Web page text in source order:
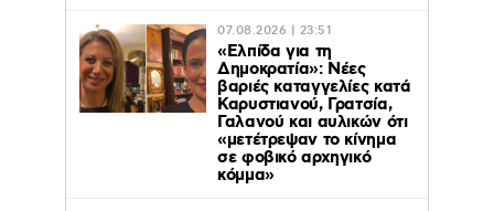
07.08.2026 | 23:51
«Ελπίδα για τη
Δημοκρατία»: Νέες
βαριές καταγγελίες κατά
Καρυστιανού, Γρατσία,
Γαλανού και αυλικών ότι
«μετέτρεψαν το κίνημα
σε φοβικό αρχηγικό
κόμμα»